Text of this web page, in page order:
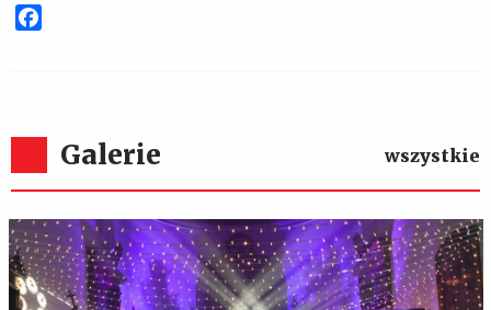
Galerie wszystkie